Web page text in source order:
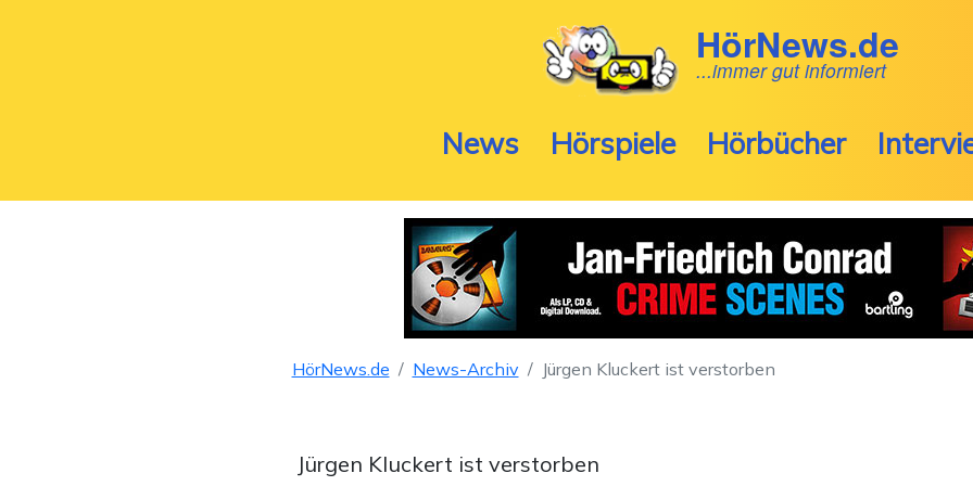
HörNews.de
...immer gut informiert
News Hörspiele Hörbücher
HörNews.de News-Archiv Jürgen Kluckert ist verstorben
Jürgen Kluckert ist verstorben